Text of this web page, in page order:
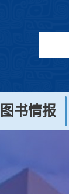
图书情报